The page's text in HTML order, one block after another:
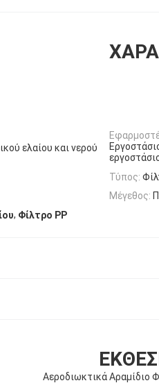
ελαίου και νερού
Τύπος:
Μέγεθος:
, Φίλτρο PP
Αεροδιωκτικά Αραμίδιο